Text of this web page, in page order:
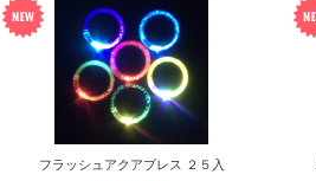
フラッシュアクアブレス ２５入